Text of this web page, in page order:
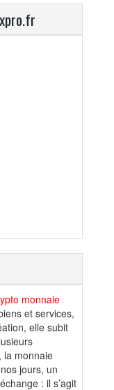
monnaie
et services,
elle subit
la monnaie
jours, un
: il s’agit